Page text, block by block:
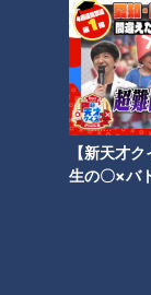
【新天才
生の〇×バ
6 火を止めてイ
せる。器に盛り
CBCテレビ「キ